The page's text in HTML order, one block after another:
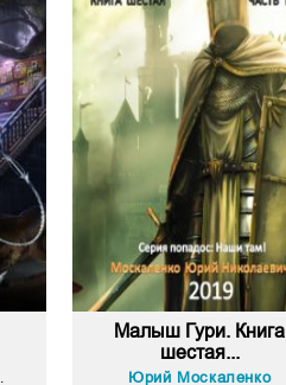
Малыш Гури. Книга
шестая...
Юрий Москаленко